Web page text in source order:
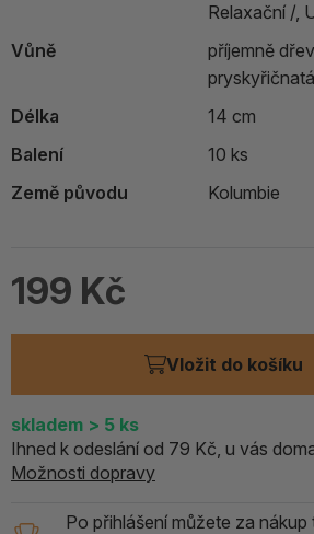
Relaxační /,
Vůně
příjemně
Délka
14 cm
Balení
10 ks
Země původu
Kolumbie
199 Kč
Vložit do košíku
skladem > 5 ks
Ihned k odeslání od 79 Kč, u vás
Možnosti dopravy
Po přihlášení můžete za